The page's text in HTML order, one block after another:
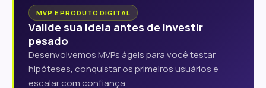
MVP E PRODUTO DIGITAL
Valide sua ideia antes de investir
pesado
Desenvolvemos MVPs ágeis para você testar
hipóteses, conquistar os primeiros usuários e
escalar com confiança.